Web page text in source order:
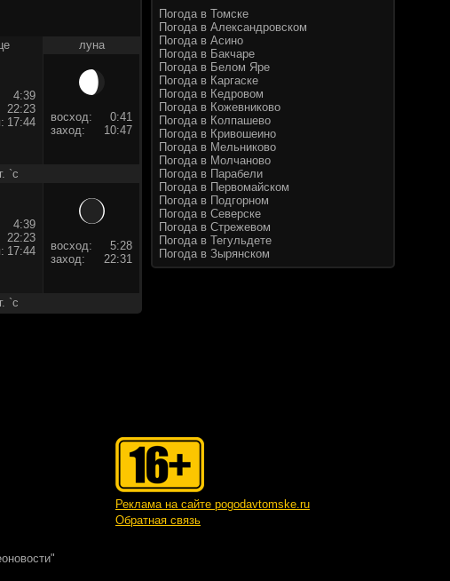
луна
4:39
22:23
17:44 восход:
0:41
заход:
10:47
`c
4:39
22:23
17:44 восход:
5:28
заход:
22:31
`c
Погода в Томске
Погода в Александровском
Погода в Асино
Погода в Бакчаре
Погода в Белом Яре
Погода в Каргаске
Погода в Кедровом
Погода в Кожевниково
Погода в Колпашево
Погода в Кривошеино
Погода в Мельниково
Погода в Молчаново
Погода в Парабели
Погода в Первомайском
Погода в Подгорном
Погода в Северске
Погода в Стрежевом
Погода в Тегульдете
Погода в Зырянском
Реклама на сайте pogodavtomske.ru
Обратная связь